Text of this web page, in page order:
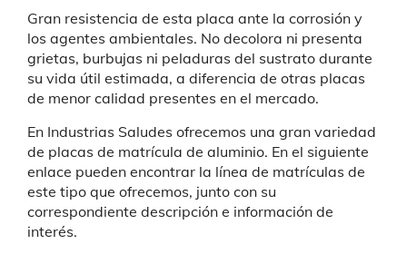
Gran resistencia de esta placa ante la corrosión y
los agentes ambientales. No decolora ni presenta
grietas, burbujas ni peladuras del sustrato durante
su vida útil estimada, a diferencia de otras placas
de menor calidad presentes en el mercado.
En Industrias Saludes ofrecemos una gran variedad
de placas de matrícula de aluminio. En el siguiente
enlace pueden encontrar la línea de matrículas de
este tipo que ofrecemos, junto con su
correspondiente descripción e información de
interés.